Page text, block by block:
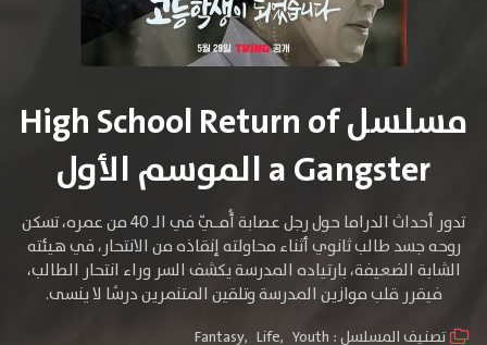
مسلسل High School Return of
a Gangster الموسم الأول
تدور أحداث الدراما حول رجل عصابة أُمــيّ في الـ 40 من عمره، تسكن
روحه جسد طالب ثانوي أثناء محاولته إنقاذه من الانتحار، في هيئته
الشابة الضعيفة، بارتياده المدرسة يكشف السر وراء انتحار الطالب،
فيقرر قلب موازين المدرسة وتلقين المتنمرين درسًا لا ينسى.
تصنيف المسلسل : Fantasy, Life, Youth